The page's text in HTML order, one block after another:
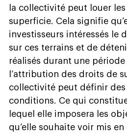
la collectivité peut louer
superficie. Cela signifie
investisseurs intéressés le
sur ces terrains et de
réalisés durant une
l’attribution des droits de
collectivité peut définir des
conditions. Ce qui
lequel elle imposera les
qu’elle souhaite voir mis